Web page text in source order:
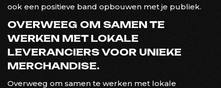
ook een positieve band opbouwen met je publiek.
OVERWEEG OM SAMEN TE
WERKEN MET LOKALE
LEVERANCIERS VOOR UNIEKE
MERCHANDISE.
Overweeg om samen te werken met lokale